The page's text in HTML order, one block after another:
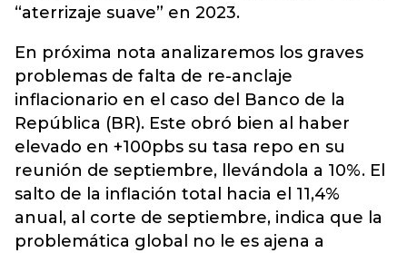
“aterrizaje suave” en 2023.
En próxima nota analizaremos los graves
problemas de falta de re-anclaje
inflacionario en el caso del Banco de la
República (BR). Este obró bien al haber
elevado en +100pbs su tasa repo en su
reunión de septiembre, llevándola a 10%. El
salto de la inflación total hacia el 11,4%
anual, al corte de septiembre, indica que la
problemática global no le es ajena a